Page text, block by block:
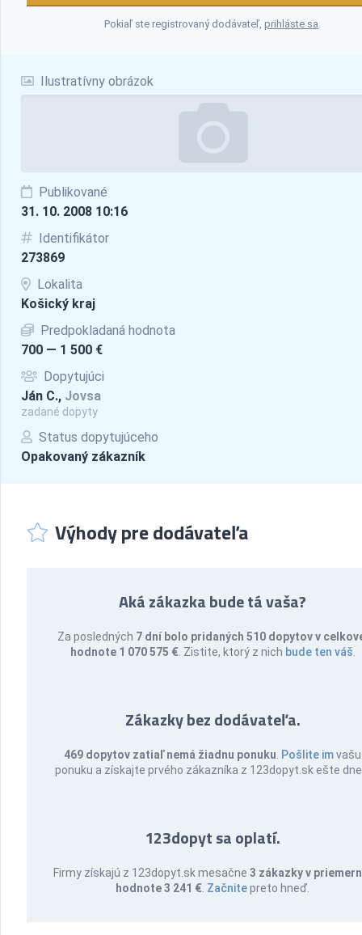
Ilustratívny obrázok
Publikované
31. 10. 2008 10:16
Identifikátor
273869
Lokalita
Košický kraj
Predpokladaná hodnota
700 — 1 500 €
Dopytujúci
Ján C., Jovsa
zadané dopyty
Status dopytujúceho
Opakovaný zákazník
Pokiaľ ste registrovaný dodávateľ,prihláste sa.
Výhody pre dodávateľa
Aká zákazka bude tá vaša?
Za posledných 7 dní bolo pridaných 510 dopytov v
hodnote 1 070 575 € . Zistite, ktorý z nich bude ten váš
Zákazky bez dodávateľa.
469 dopytov zatiaľ nemá žiadnu ponuku Pošlite imvašu
ponuku a získajte prvého zákazníka z 123dopyt.sk ešte
123dopyt sa oplatí.
Firmy získajú z 123dopyt.sk mesačne3 zákazky v
hodnote 3 241 € Začnitepreto hneď.